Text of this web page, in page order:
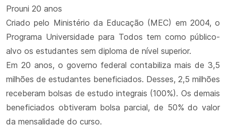
Prouni 20 anos
Criado pelo Ministério da Educação (MEC) em 2004, o
Programa Universidade para Todos tem como público-
alvo os estudantes sem diploma de nível superior.
Em 20 anos, o governo federal contabiliza mais de 3,5
milhões de estudantes beneficiados. Desses, 2,5 milhões
receberam bolsas de estudo integrais (100%). Os demais
beneficiados obtiveram bolsa parcial, de 50% do valor
da mensalidade do curso.